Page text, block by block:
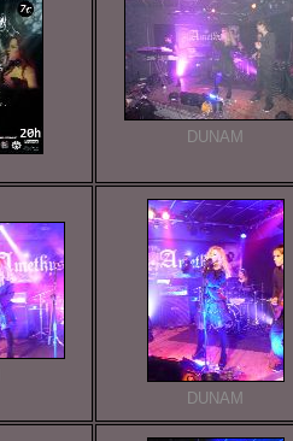
DUNAM
DUNAM